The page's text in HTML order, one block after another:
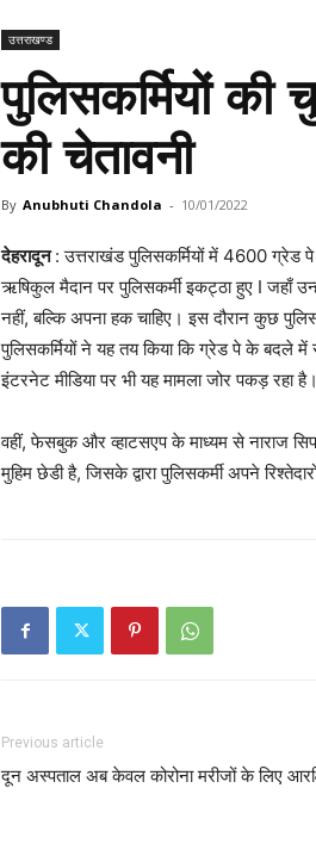
उत्तराखण्ड
पुलिसकर्मियों की
की चेतावनी
By Anubhuti Chandola - 10/01/2022
देहरादून: उत्तराखंड पुलिसकर्मियों में 4600 ग्रेड पे
ऋषिकुल मैदान पर पुलिसकर्मी इकट्ठा हुए I जहाँ
नहीं, बल्कि अपना हक चाहिए। इस दौरान कुछ
पुलिसकर्मियों ने यह तय किया कि ग्रेड पे के बदले में
इंटरनेट मीडिया पर भी यह मामला जोर पकड़ रहा है।
वहीं, फेसबुक और व्हाटसएप के माध्यम से नाराज
मुहिम छेडी है, जिसके द्वारा पुलिसकर्मी अपने
Previous article
दून अस्पताल अब केवल कोरोना मरीजों के लिए